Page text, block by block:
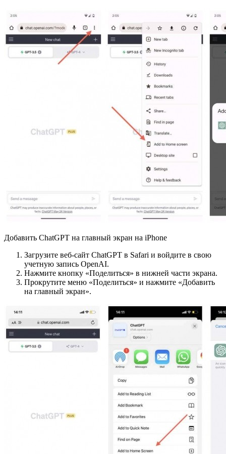
Добавить ChatGPT на главный экран на iPhone
Загрузите веб-сайт ChatGPT в Safari и войдите в свою
учетную запись OpenAI.
Нажмите кнопку «Поделиться» в нижней части экрана.
Прокрутите меню «Поделиться» и нажмите «Добавить
на главный экран».